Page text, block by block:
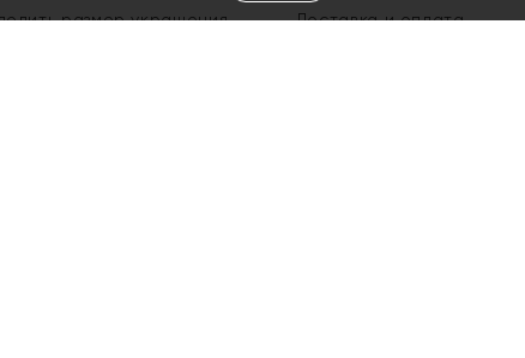
размер украшения
Доставка и оплата